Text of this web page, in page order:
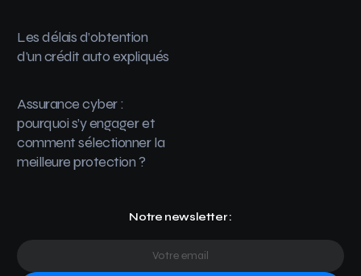
Les délais d’obtention
d’un crédit auto expliqués
Assurance cyber :
pourquoi s’y engager et
comment sélectionner la
meilleure protection ?
Notre newsletter :